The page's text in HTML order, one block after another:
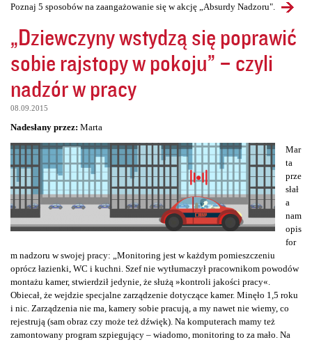
Poznaj 5 sposobów na zaangażowanie się w akcję „Absurdy Nadzoru".
„Dziewczyny wstydzą się poprawić
sobie rajstopy w pokoju” – czyli
nadzór w pracy
08.09.2015
Nadesłany przez: Marta
Mar
ta
prze
słał
a
nam
opis
for
m nadzoru w swojej pracy: „Monitoring jest w każdym pomieszczeniu
oprócz łazienki, WC i kuchni. Szef nie wytłumaczył pracownikom powodów
montażu kamer, stwierdził jedynie, że służą »kontroli jakości pracy«.
Obiecał, że wejdzie specjalne zarządzenie dotyczące kamer. Minęło 1,5 roku
i nic. Zarządzenia nie ma, kamery sobie pracują, a my nawet nie wiemy, co
rejestrują (sam obraz czy może też dźwięk). Na komputerach mamy też
zamontowany program szpiegujący – wiadomo, monitoring to za mało. Na